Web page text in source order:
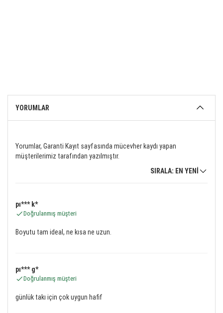
YORUMLAR
Yorumlar, Garanti Kayıt sayfasında mücevher kaydı yapan
müşterilerimiz tarafından yazılmıştır.
SIRALA: EN YENİ
pı*** k*
Doğrulanmış müşteri
Boyutu tam ideal, ne kısa ne uzun.
pı*** g*
Doğrulanmış müşteri
günlük takı için çok uygun hafif